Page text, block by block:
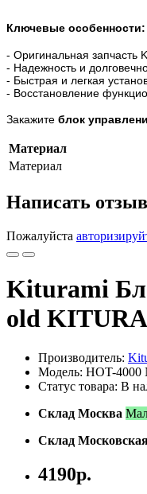
Ключевые особенности:
- Оригинальная запчасть
- Надежность и
- Быстрая и легкая
- Восстановление
Закажите блок
Материал
Материал
Написать отзыв
Пожалуйста
Kiturami
old
Производитель:
Модель: HOT-4000
Статус товара: В
Склад Москва
Склад
4190р.